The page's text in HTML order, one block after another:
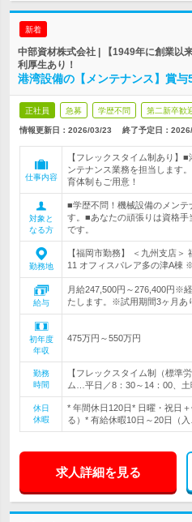
新着
中部資材株式会社 | 【1949年に創業以
利厚生あり！
港湾設備の【メンテナンス】賞
正社員 急募 学歴不問 第二新卒歓
情報更新日：2026/03/23 終了予定日：
仕事内容
【フレックスタイム制あり】
ンテナンス業務を担当します
育体制もご用意！
対象と
なる方
■学歴不問！機械設備のメン
す。■あなたの頑張りは資格
です。
勤務地
【福岡市勤務】 ＜九州支店
11 オフィスパレア多の津A棟
給与
月給247,500円～276,400円※
たします。※試用期間3ヶ月あ
初年度
年収
475万円～550万円
勤務
時間
【フレックスタイム制（標準
ム…平日／8：30～14：00、土
休日
休暇
* 年間休日120日* 日曜・祝日
る）* 有給休暇10日～20日（入
求人詳細を見る